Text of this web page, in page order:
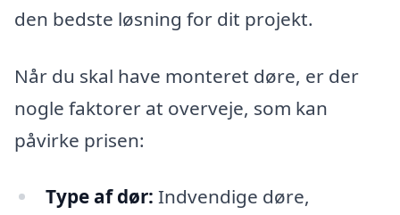
den bedste løsning for dit projekt.
Når du skal have monteret døre, er der
nogle faktorer at overveje, som kan
påvirke prisen:
Type af dør: Indvendige døre,